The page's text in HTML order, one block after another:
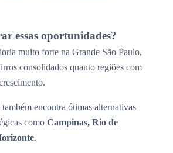
essas oportunidades?
muito forte na Grande São Paulo,
consolidados quanto regiões com
encontra ótimas alternativas
como Campinas, Rio de
.